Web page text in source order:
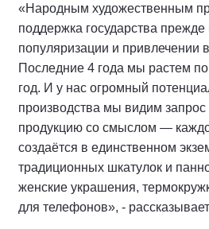
«Народным художественным
поддержка государства прежде
популяризации и привлечении
Последние 4 года мы растем
год. И у нас огромный
производства мы видим
продукцию со смыслом —
создаётся в единственном
традиционных шкатулок и
женские украшения,
для телефонов», -